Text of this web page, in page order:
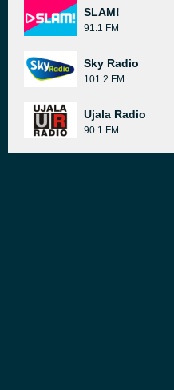
SLAM!
91.1 FM
Sky Radio
101.2 FM
Ujala Radio
90.1 FM